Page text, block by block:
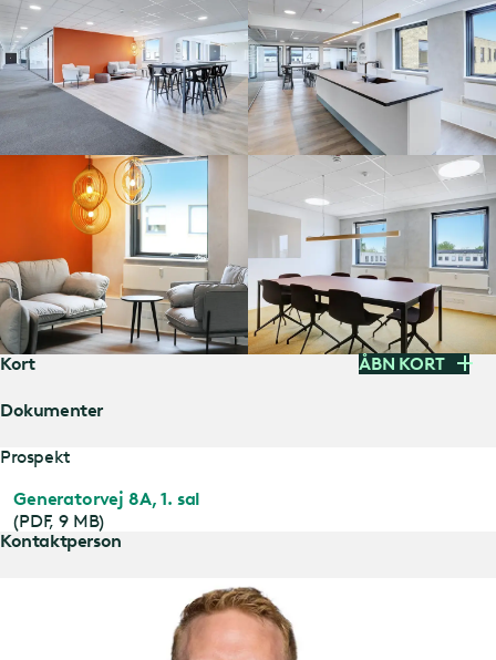
Kort ÅBN KORT
Dokumenter
Prospekt
Generatorvej 8A, 1. sal
(PDF, 9 MB)
Kontaktperson